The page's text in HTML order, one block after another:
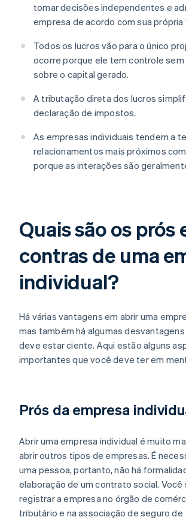
tomar decisões independentes e
empresa de acordo com sua própria
Todos os lucros vão para o único
ocorre porque ele tem controle
sobre o capital gerado.
A tributação direta dos lucros
declaração de impostos.
As empresas individuais tendem a
relacionamentos mais próximos
porque as interações são
Quais são os prós
contras de uma
individual?
Há várias vantagens em abrir uma
mas também há algumas
deve estar ciente. Aqui estão alguns
importantes que você deve ter em
Prós da empresa
Abrir uma empresa individual é muito
abrir outros tipos de empresas. É
uma pessoa, portanto, não há
elaboração de um contrato social. Você
registrar a empresa no órgão de
tributário e na associação de seguro de